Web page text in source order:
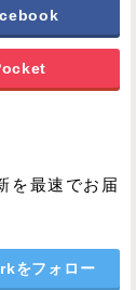
を最速でお届
をフォロー